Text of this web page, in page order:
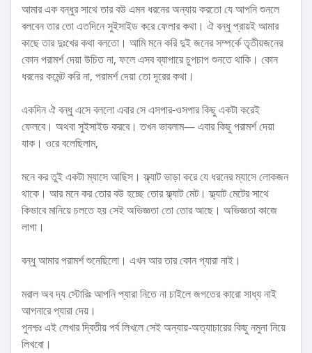
আমার এক বন্ধুর সাথে তার বউ এমন ধরনের অন্যায় করতো যে আপনি শুনলে
বলবেন তার তো এতদিনে সুইসাইড করে ফেলার কথা। ঐ বন্ধু প্রায়ই আমার
কাছে তার দুঃখের কথা বলতো। আমি মনে করি দুই জনের সম্পর্কে তৃতীয়জনের
কোন পরামর্শ দেয়া উচিত না, ফলে এসব ব্যাপারে চুপচাপ শুনতে থাকি। কোন
ধরনের কমেন্ট করি না, পরামর্শ দেয়া তো দূরের কথা।
একদিন ঐ বন্ধু এসে বললো এবার সে এসপার-ওসপার কিছু একটা করেই
ফেলবে। অথবা সুইসাইড করবে। তখন ভাবলাম— এবার কিছু পরামর্শ দেয়া
যাক। ওরে বলেছিলাম,
মনে কর তুই একটা ম্যাসে আছিস। ফ্ল্যাট ভাড়া করে যে ধরনের ম্যাসে লোকজন
থাকে। আর মনে কর তোর বউ হচ্ছে তোর ফ্ল্যাট মেট। ফ্ল্যাট মেটের সাথে
কিভাবে মানিয়ে চলতে হয় সেই অভিজ্ঞতা তো তোর আছে। অভিজ্ঞতা কাজে
লাগা।
বন্ধু আমার পরামর্শ শুনেছিলো। এখন আর তার কোন প্যারা নাই।
মরাল অব দ্য স্টোরিঃ আপনি প্যারা নিতে না চাইলে জগতের কারো সাধ্য নাই
আপনারে প্যারা দেয়।
পুনশ্চঃ এই লেখার দ্বিতীয় পর্ব লিখলে সেই অন্যায়-অত্যাচারের কিছু নমুনা নিয়ে
লিখবো।